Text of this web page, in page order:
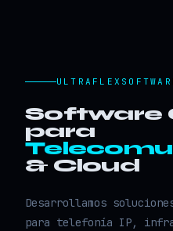
Software
para
& Cloud
Desarrollamos
para telefonía IP,